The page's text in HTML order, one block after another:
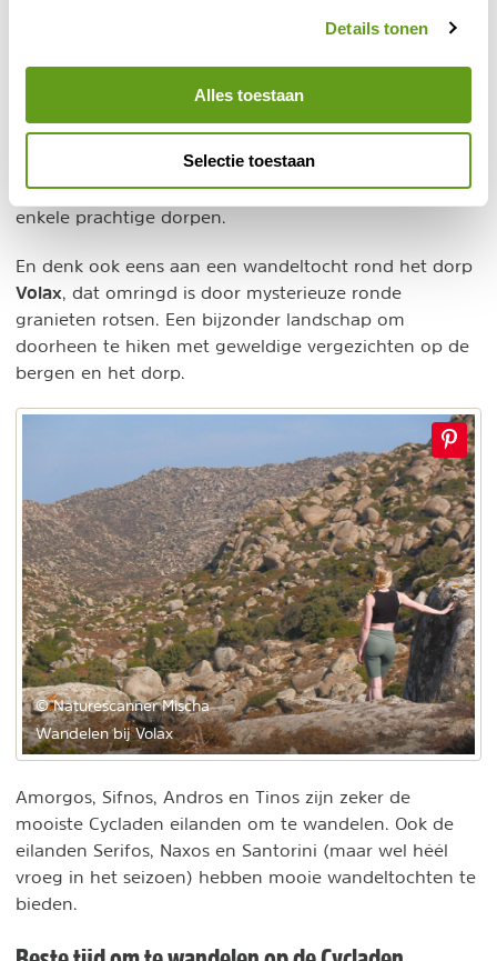
Details tonen
Alles toestaan
Selectie toestaan
Cycladen naar Manganari waarna langs de waterrijke
traditionele gehuchten. Middeleeuwse wandeling over
Venetiaans karrepad langs vele kunstig bewerkte
duiventillen (waar het eiland bekend van is) door
enkele prachtige dorpen.
En denk ook eens aan een wandeltocht rond het dorp
Volax , dat omringd is door mysterieuze ronde
granieten rotsen. Een bijzonder landschap om
doorheen te hiken met geweldige vergezichten op de
bergen en het dorp.
© Naturescanner Mischa
Wandelen bij Volax
Amorgos, Sifnos, Andros en Tinos zijn zeker de
mooiste Cycladen eilanden om te wandelen. Ook de
eilanden Serifos, Naxos en Santorini (maar wel héél
vroeg in het seizoen) hebben mooie wandeltochten te
bieden.